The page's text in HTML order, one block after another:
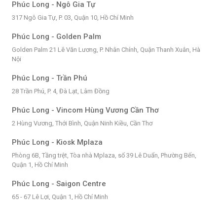
Phúc Long - Ngô Gia Tự
317 Ngô Gia Tự, P. 03, Quận 10, Hồ Chí Minh
Phúc Long - Golden Palm
Golden Palm 21 Lê Văn Lương, P. Nhân Chính, Quận Thanh Xuân, Hà
Nội
Phúc Long - Trần Phú
28 Trần Phú, P. 4, Đà Lạt, Lâm Đồng
Phúc Long - Vincom Hùng Vương Cần Thơ
2 Hùng Vương, Thới Bình, Quận Ninh Kiều, Cần Thơ
Phúc Long - Kiosk Mplaza
Phòng 6B, Tầng trệt, Tòa nhà Mplaza, số 39 Lê Duẩn, Phường Bến,
Quận 1, Hồ Chí Minh
Phúc Long - Saigon Centre
65 - 67 Lê Lợi, Quận 1, Hồ Chí Minh